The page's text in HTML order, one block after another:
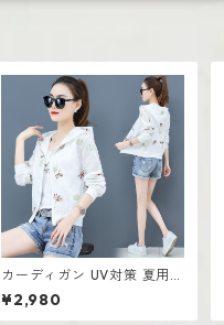
カーディガン UV対策 夏用
長袖 薄手 ショートジャケッ
ト 韓国 オールマッチ エアコ
¥2,980